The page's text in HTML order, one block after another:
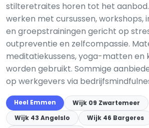
stilteretraites horen tot het
werken met cursussen, workshops,
en groepstrainingen gericht op
outpreventie en zelfcompassie.
meditatiekussens, yoga-matten en
worden gebruikt. Sommige
op werkgevers via
Heel Emmen
Wijk 09 Zwartemeer
Wijk 43 Angelslo
Wijk 46 Bargeres